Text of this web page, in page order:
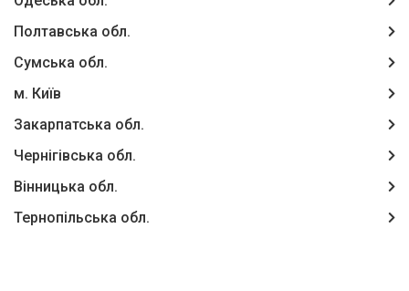
Полтавська обл.
Сумська обл.
м. Київ
Закарпатська обл.
Чернігівська обл.
Вінницька обл.
Тернопільська обл.